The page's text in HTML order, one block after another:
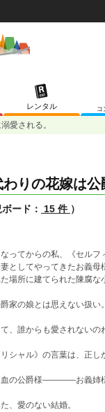
レンタル
コ
愛される。
りの花嫁は公
ボード： 15 件 ）
ってからの私、《セルフ
としてやってきたお義母
場所に建てられた陳腐
家の娘とは思えない扱い。
て、誰からも愛されないの
シャル》の言葉は、正し
血の公爵様――――お義姉
、愛のない結婚。